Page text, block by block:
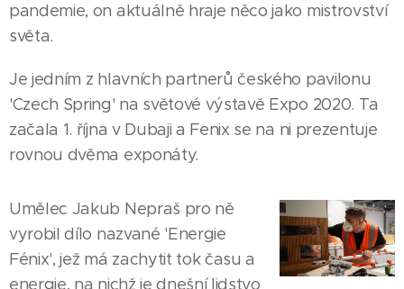
pandemie, on aktuálně hraje něco jako mistrovství
světa.
Je jedním z hlavních partnerů českého pavilonu
'Czech Spring' na světové výstavě Expo 2020. Ta
začala 1. října v Dubaji a Fenix se na ni prezentuje
rovnou dvěma exponáty.
Umělec Jakub Nepraš pro ně
vyrobil dílo nazvané 'Energie
Fénix', jež má zachytit tok času a
energie, na nichž je dnešní lidstvo